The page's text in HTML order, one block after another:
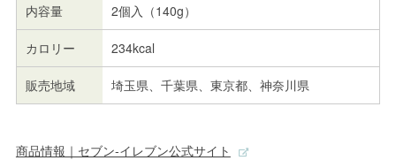
内容量 2個入（140g）
カロリー 234kcal
販売地域 埼玉県、千葉県、東京都、神奈川県
商品情報｜セブン‐イレブン公式サイト